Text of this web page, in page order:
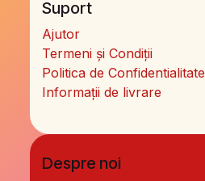
Suport
Ajutor
Termeni și Condiții
Politica de Confidentialitate
Informații de livrare
Despre noi